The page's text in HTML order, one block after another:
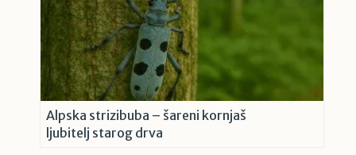
Alpska strizibuba – šareni kornjaš
ljubitelj starog drva